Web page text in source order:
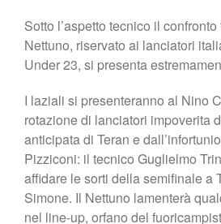
Sotto l’aspetto tecnico il
Nettuno, riservato ai lanciatori
Under 23, si presenta
I laziali si presenteranno al Nino
rotazione di lanciatori impoverita
anticipata di Teran e
Pizziconi: il tecnico Guglielmo
affidare le sorti della semifinale a
Simone. Il Nettuno lamenterà
nel line-up, orfano del